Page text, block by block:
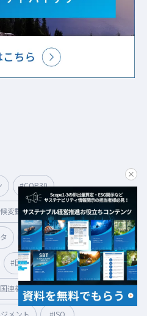
#COP30
変動対策 #東京都
#CSO #スマートシティ
#国際規制 #環境課題
連機構変動枠組条約締約国会議